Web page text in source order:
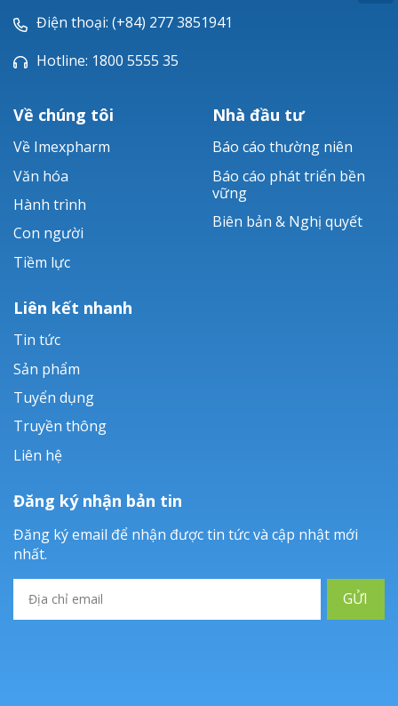
Zobacta®
Bacsulfo®
Điện thoại: (+84) 277 3851941
Hotline: 1800 5555 35
Về chúng tôi
Về Imexpharm
Văn hóa
Hành trình
Con người
Tiềm lực
Nhà đầu tư
Báo cáo thường niên
Báo cáo phát triển bền
vững
Biên bản & Nghị quyết
Liên kết nhanh
Tin tức
Sản phẩm
Tuyển dụng
Truyền thông
Liên hệ
Đăng ký nhận bản tin
Đăng ký email để nhận được tin tức và cập nhật mới
nhất.
GỬI